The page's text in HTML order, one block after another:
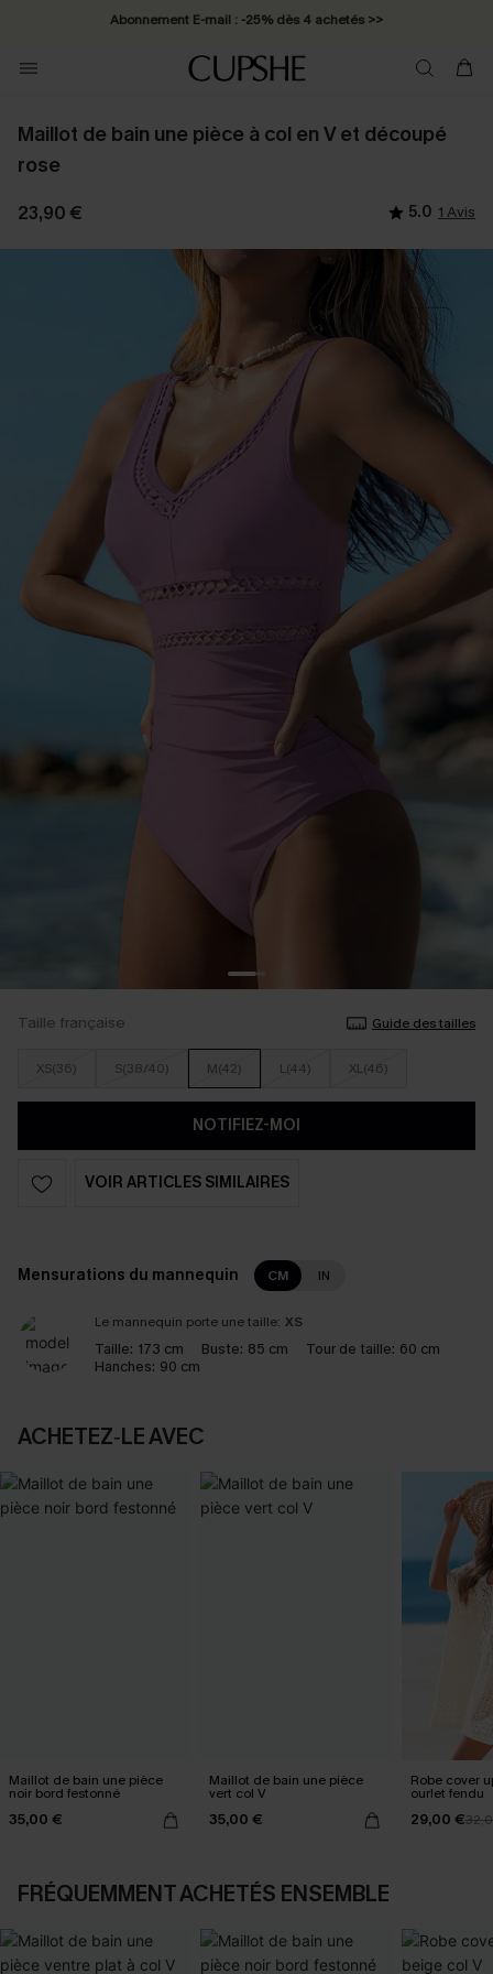
Abonnement E-mail : -25% dès 4 achetés >>
Maillot de bain une pièce à col en V et découpé
rose
23,90 € 5.0 1 Avis
Taille française Guide des tailles
XS(36) S(38/40) M(42) L(44) XL(46)
NOTIFIEZ-MOI
VOIR ARTICLES SIMILAIRES
Mensurations du mannequin CM IN
Le mannequin porte une taille: XS
Taille: 173 cm Buste: 85 cm Tour de taille: 60 cm
Hanches: 90 cm
ACHETEZ‑LE AVEC
Maillot de bain une pièce
noir bord festonné
35,00 €
Maillot de bain une pièce
vert col V
35,00 €
Robe cover
ourlet fendu
29,00 €
FRÉQUEMMENT ACHETÉS ENSEMBLE